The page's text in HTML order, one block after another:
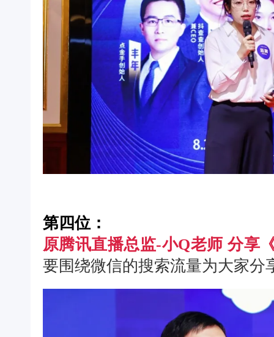
第四位：
原腾讯直播总监-小Q老师 分享
要围绕微信的搜索流量为大家